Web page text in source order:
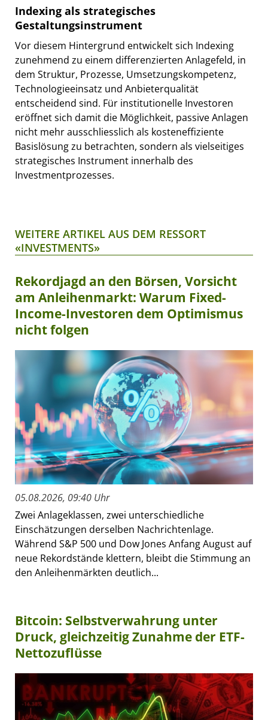
Indexing als strategisches
Gestaltungsinstrument
Vor diesem Hintergrund entwickelt sich Indexing
zunehmend zu einem differenzierten Anlagefeld, in
dem Struktur, Prozesse, Umsetzungskompetenz,
Technologieeinsatz und Anbieterqualität
entscheidend sind. Für institutionelle Investoren
eröffnet sich damit die Möglichkeit, passive Anlagen
nicht mehr ausschliesslich als kosteneffiziente
Basislösung zu betrachten, sondern als vielseitiges
strategisches Instrument innerhalb des
Investmentprozesses.
WEITERE ARTIKEL AUS DEM RESSORT
«INVESTMENTS»
Rekordjagd an den Börsen, Vorsicht
am Anleihenmarkt: Warum Fixed-
Income-Investoren dem Optimismus
nicht folgen
05.08.2026, 09:40 Uhr
Zwei Anlageklassen, zwei unterschiedliche
Einschätzungen derselben Nachrichtenlage.
Während S&P 500 und Dow Jones Anfang August auf
neue Rekordstände klettern, bleibt die Stimmung an
den Anleihenmärkten deutlich...
Bitcoin: Selbstverwahrung unter
Druck, gleichzeitig Zunahme der ETF-
Nettozuflüsse